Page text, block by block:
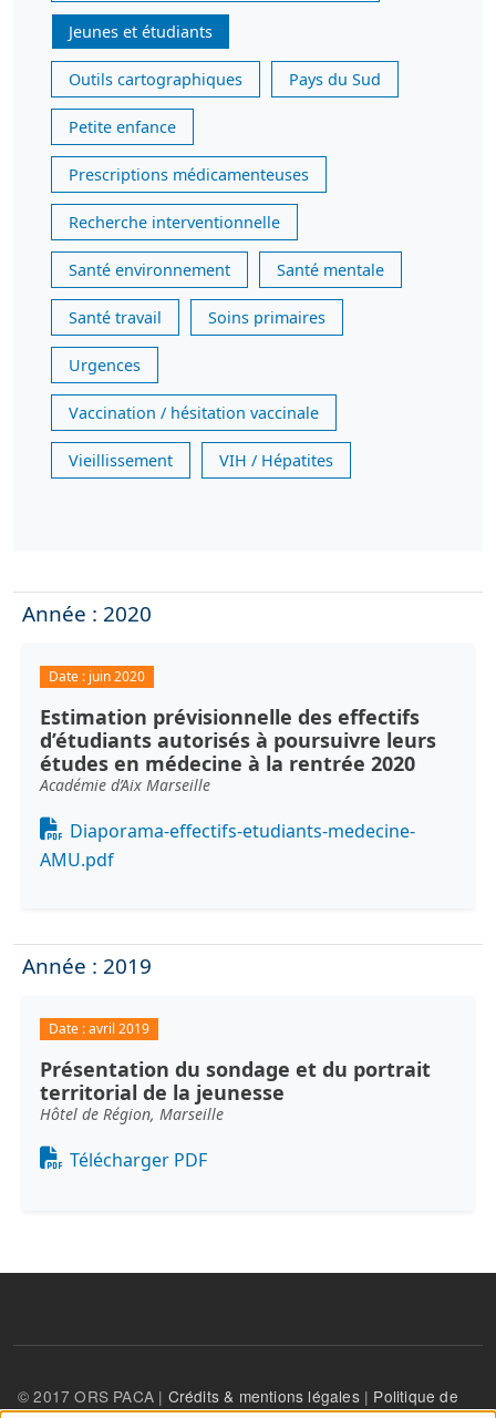
Jeunes et étudiants
Outils cartographiques Pays du Sud
Petite enfance
Prescriptions médicamenteuses
Recherche interventionnelle
Santé environnement Santé mentale
Santé travail Soins primaires
Urgences
Vaccination / hésitation vaccinale
Vieillissement VIH / Hépatites
Année : 2020
Date : juin 2020
Estimation prévisionnelle des effectifs
d’étudiants autorisés à poursuivre leurs
études en médecine à la rentrée 2020
Académie d’Aix Marseille
Document
Diaporama-effectifs-etudiants-medecine-
AMU.pdf
Année : 2019
Date :avril 2019
Présentation du sondage et du portrait
territorial de la jeunesse
Hôtel de Région, Marseille
Document
Télécharger PDF
© 2017 ORS PACA | Crédits & mentions légales| Politique de